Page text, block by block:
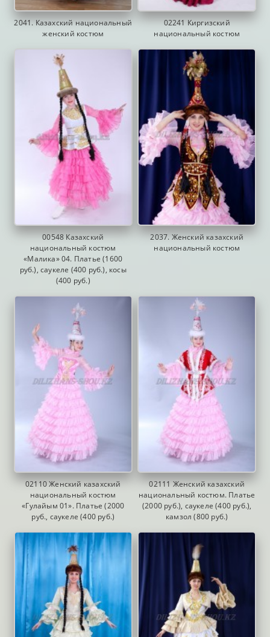
2041. Казахский национальный
женский костюм
02241 Киргизский
национальный костюм
00548 Казахский
национальный костюм
«Малика» 04. Платье (1600
руб.), саукеле (400 руб.), косы
(400 руб.)
2037. Женский казахский
национальный костюм
02110 Женский казахский
национальный костюм
«Гулайым 01». Платье (2000
руб., саукеле (400 руб.)
02111 Женский казахский
национальный костюм. Платье
(2000 руб.), саукеле (400 руб.),
камзол (800 руб.)